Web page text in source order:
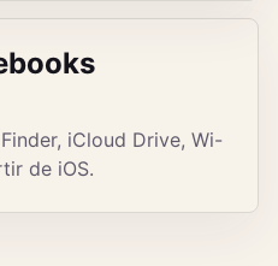
iCloud Drive, Wi-
de iOS.